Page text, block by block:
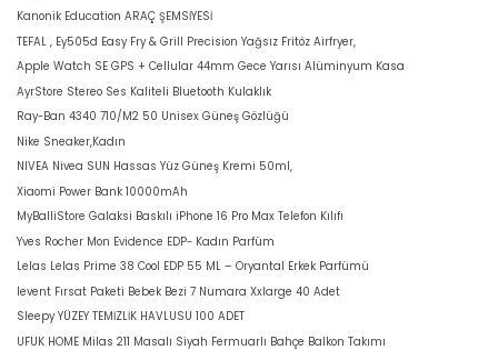
Kanonik Education ARAÇ ŞEMSİYESİ
TEFAL , Ey505d Easy Fry & Grill Precision Yağsız Fritöz Airfryer,
Apple Watch SE GPS + Cellular 44mm Gece Yarısı Alüminyum Kasa
AyrStore Stereo Ses Kaliteli Bluetooth Kulaklık
Ray-Ban 4340 710/M2 50 Unisex Güneş Gözlüğü
Nike Sneaker,Kadın
NIVEA Nivea SUN Hassas Yüz Güneş Kremi 50ml,
Xiaomi Power Bank 10000mAh
MyBalliStore Galaksi Baskılı iPhone 16 Pro Max Telefon Kılıfı
Yves Rocher Mon Evidence EDP- Kadın Parfüm
Lelas Lelas Prime 38 Cool EDP 55 ML – Oryantal Erkek Parfümü
levent Fırsat Paketi Bebek Bezi 7 Numara Xxlarge 40 Adet
Sleepy YÜZEY TEMİZLİK HAVLUSU 100 ADET
UFUK HOME Milas 211 Masalı Siyah Fermuarlı Bahçe Balkon Takımı